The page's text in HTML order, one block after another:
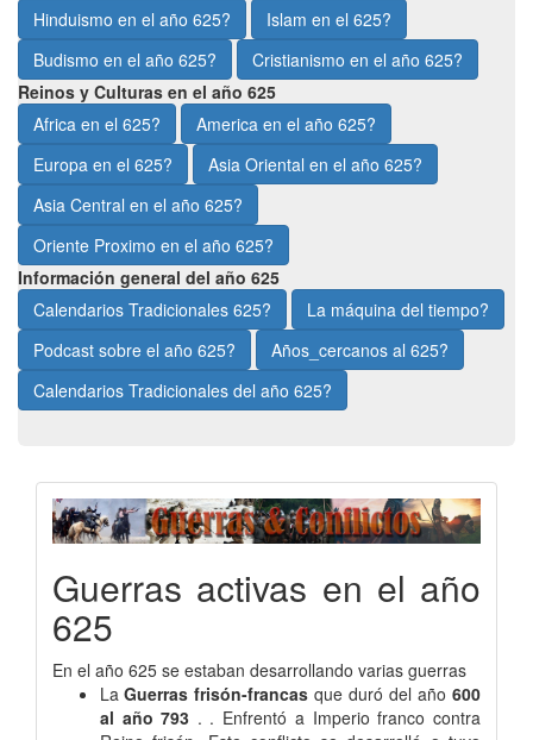
Hinduismo en el año 625?
Islam en el 625?
Budismo en el año 625?
Cristianismo en el año 625?
Reinos y Culturas en el año 625
Africa en el 625?
America en el año 625?
Europa en el 625?
Asia Oriental en el año 625?
Asia Central en el año 625?
Oriente Proximo en el año 625?
Información general del año 625
Calendarios Tradicionales 625?
La máquina del tiempo?
Podcast sobre el año 625?
Años_cercanos al 625?
Calendarios Tradicionales del año 625?
Guerras activas en el año
625
En el año 625 se estaban desarrollando varias guerras
La Guerras frisón-francas que duró del año 600
al año 793 . . Enfrentó a Imperio franco contra